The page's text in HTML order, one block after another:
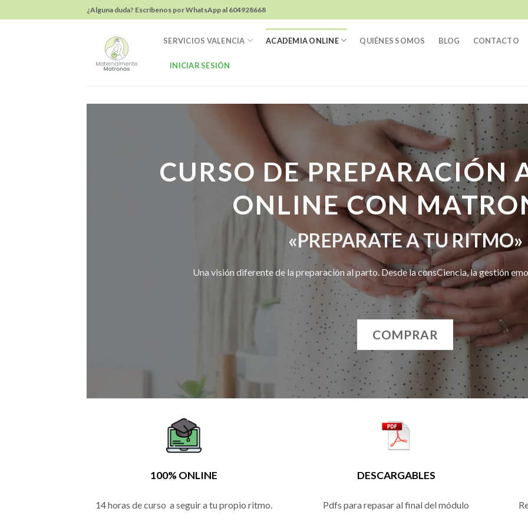
to
¿Alguna duda? Escríbenos por WhatsApp al 604928668
SERVICIOS VALENCIA ACADEMIA ONLINE QUIÉNES SOMOS BLOG CONTACTO
INICIAR SESIÓN
CURSO DE PREPARACIÓN
ONLINE CON
«PREPARATE A TU RITMO»
Una visión diferente de la preparación al parto. Desde la consCiencia, la gestión
COMPRAR
100% ONLINE
14 horas de curso a seguir a tu propio ritmo.
DESCARGABLES
Pdfs para repasar al final del módulo